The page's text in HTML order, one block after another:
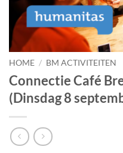
HOME / BM ACTIVITEITEN
Connectie Café
(Dinsdag 8